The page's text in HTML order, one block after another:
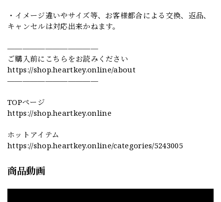
・イメージ違いやサイズ等、お客様都合による交換、返品、
キャンセルは対応出来かねます。
————————————
ご購入前にこちらをお読みください
https://shop.heartkey.online/about
————————————
TOPページ
https://shop.heartkey.online
ホットアイテム
https://shop.heartkey.online/categories/5243005
商品動画